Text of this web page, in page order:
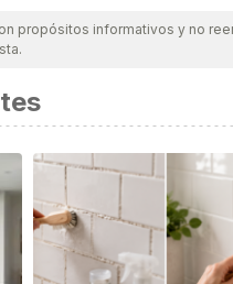
propósitos informativos y no